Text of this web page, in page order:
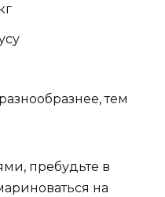
тем
пребудьте в
на